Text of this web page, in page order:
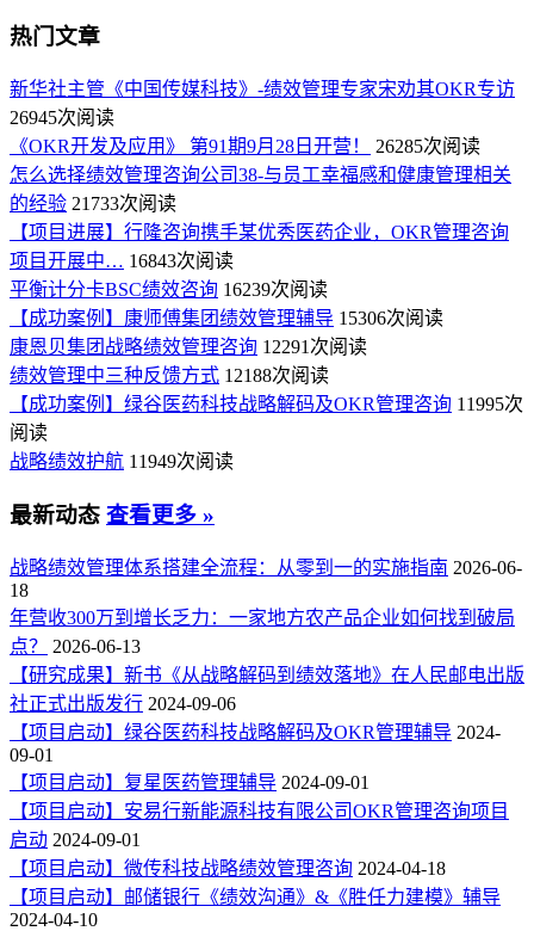
热门文章
新华社主管《中国传媒科技》-绩效管理专家宋劝其OKR专访
26945次阅读
《OKR开发及应用》 第91期9月28日开营！
26285次阅读
怎么选择绩效管理咨询公司38-与员工幸福感和健康管理相关
的经验 21733次阅读
【项目进展】行隆咨询携手某优秀医药企业，OKR管理咨询
项目开展中… 16843次阅读
平衡计分卡BSC绩效咨询 16239次阅读
【成功案例】康师傅集团绩效管理辅导 15306次阅读
康恩贝集团战略绩效管理咨询 12291次阅读
绩效管理中三种反馈方式 12188次阅读
【成功案例】绿谷医药科技战略解码及OKR管理咨询 11995次
阅读
战略绩效护航 11949次阅读
最新动态 查看更多 »
战略绩效管理体系搭建全流程：从零到一的实施指南 2026-06-
18
年营收300万到增长乏力：一家地方农产品企业如何找到破局
点？
2026-06-13
【研究成果】新书《从战略解码到绩效落地》在人民邮电出版
社正式出版发行 2024-09-06
【项目启动】绿谷医药科技战略解码及OKR管理辅导 2024-
09-01
【项目启动】复星医药管理辅导 2024-09-01
【项目启动】安易行新能源科技有限公司OKR管理咨询项目
启动 2024-09-01
【项目启动】微传科技战略绩效管理咨询 2024-04-18
【项目启动】邮储银行《绩效沟通》&《胜任力建模》辅导
2024-04-10